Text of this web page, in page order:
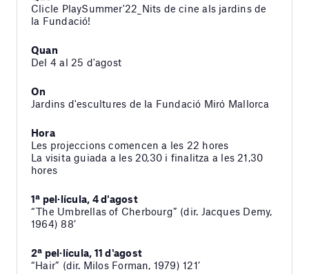
Clicle PlaySummer'22_Nits de cine als jardins de
la Fundació!
Quan
Del 4 al 25 d'agost
On
Jardins d'escultures de la Fundació Miró Mallorca
Hora
Les projeccions comencen a les 22 hores
La visita guiada a les 20,30 i finalitza a les 21,30
hores
1ª pel·lícula, 4 d'agost
“The Umbrellas of Cherbourg” (dir. Jacques Demy,
1964) 88’
2ª pel·lícula, 11 d'agost
“Hair” (dir. Milos Forman, 1979) 121’